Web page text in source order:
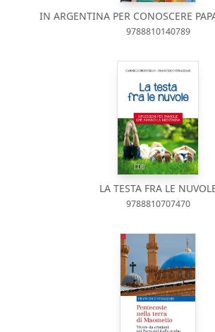
IN ARGENTINA PER CONOSCERE
9788810140789
LA TESTA FRA LE
9788810707470